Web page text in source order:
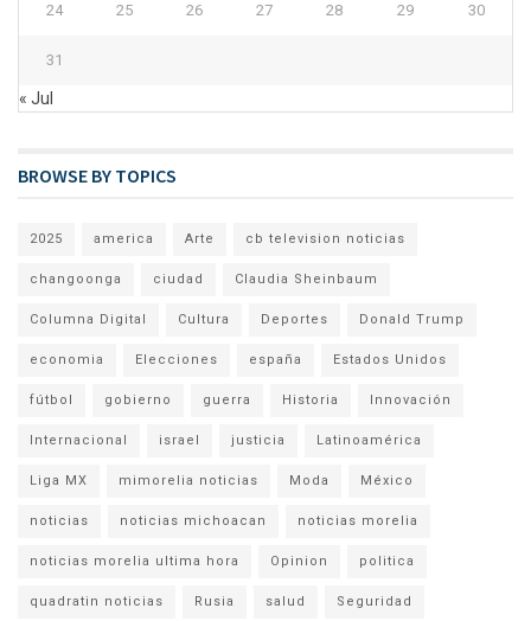
24 25 26 27 28 29 30
31
« Jul
BROWSE BY TOPICS
2025 america Arte cb television noticias
changoonga ciudad Claudia Sheinbaum
Columna Digital Cultura Deportes Donald Trump
economia Elecciones españa Estados Unidos
fútbol gobierno guerra Historia Innovación
Internacional israel justicia Latinoamérica
Liga MX mimorelia noticias Moda México
noticias noticias michoacan noticias morelia
noticias morelia ultima hora Opinion politica
quadratin noticias Rusia salud Seguridad